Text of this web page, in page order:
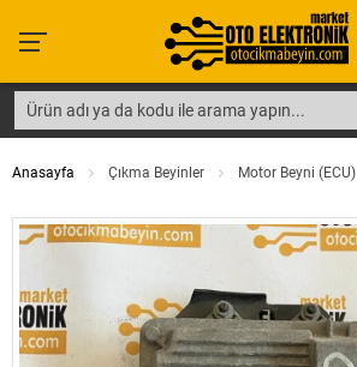
Anasayfa Çıkma Beyinler Motor Beyni (ECU)